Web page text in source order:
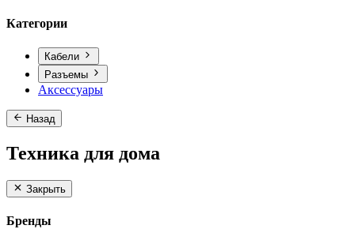
Категории
Кабели
Разъемы
Аксессуары
Назад
Техника для дома
Закрыть
Бренды